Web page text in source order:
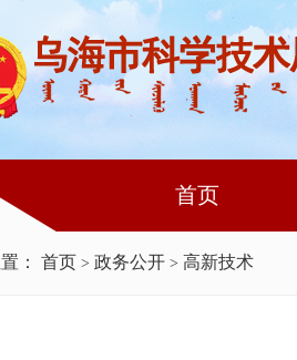
首页
： 首页 > 政务公开 > 高新技术